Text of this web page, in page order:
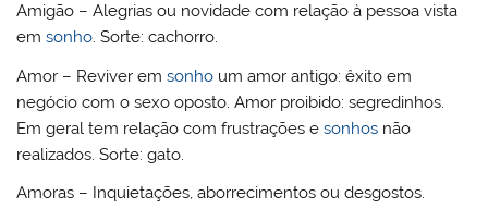
Amigão – Alegrias ou novidade com relação à pessoa vista
emsonho. Sorte: cachorro.
Amor – Reviver emsonho um amor antigo: êxito em
negócio com o sexo oposto. Amor proibido: segredinhos.
Em geral tem relação com frustrações esonhos não
realizados. Sorte: gato.
Amoras – Inquietações, aborrecimentos ou desgostos.